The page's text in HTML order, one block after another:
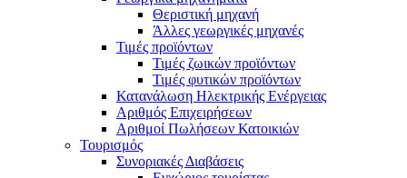
Θεριστική μηχανή
Άλλες γεωργικές μηχανές
Τιμές προϊόντων
Τιμές ζωικών προϊόντων
Τιμές φυτικών προϊόντων
Κατανάλωση Ηλεκτρικής Ενέργειας
Αριθμός Επιχειρήσεων
Αριθμοί Πωλήσεων Κατοικιών
Τουρισμός
Συνοριακές Διαβάσεις